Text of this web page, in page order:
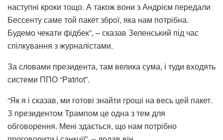
наступні кроки тощо. А також вони з Андрієм передали
Бессенту саме той пакет зброї, яка нам потрібна.
Будемо чекати фідбек”, – сказав Зеленський під час
спілкування з журналістами.
За словами президента, там велика сума, і туди входять
системи ППО “Patriot”.
“Як я і сказав, ми готові знайти гроші на весь цей пакет.
З президентом Трампом це одна з тем для
обговорення. Мені здається, що нам потрібно